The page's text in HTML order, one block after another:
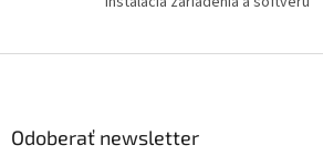
k
v
Odoberať newsletter